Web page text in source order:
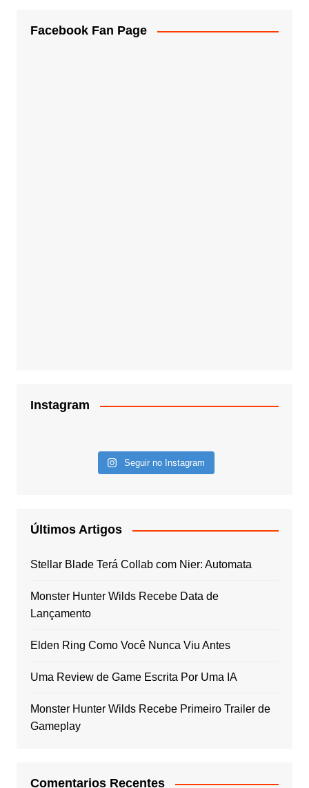
Facebook Fan Page
Instagram
Seguir no Instagram
Últimos Artigos
Stellar Blade Terá Collab com Nier: Automata
Monster Hunter Wilds Recebe Data de
Lançamento
Elden Ring Como Você Nunca Viu Antes
Uma Review de Game Escrita Por Uma IA
Monster Hunter Wilds Recebe Primeiro Trailer de
Gameplay
Comentarios Recentes